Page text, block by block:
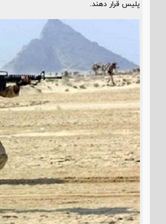
پلیس قرار دهند.